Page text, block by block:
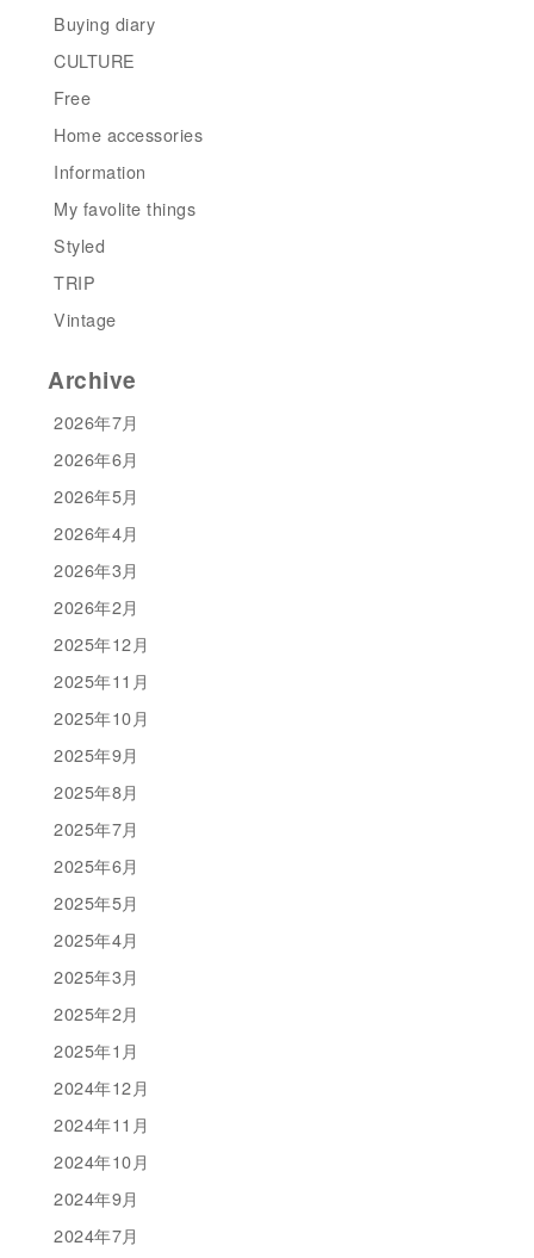
Buying diary
CULTURE
Free
Home accessories
Information
My favolite things
Styled
TRIP
Vintage
Archive
2026年7月
2026年6月
2026年5月
2026年4月
2026年3月
2026年2月
2025年12月
2025年11月
2025年10月
2025年9月
2025年8月
2025年7月
2025年6月
2025年5月
2025年4月
2025年3月
2025年2月
2025年1月
2024年12月
2024年11月
2024年10月
2024年9月
2024年7月